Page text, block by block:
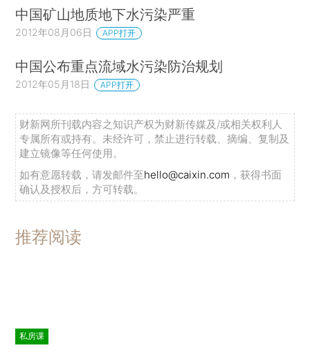
中国矿山地质地下水污染严重
2012年08月06日 APP打开
中国公布重点流域水污染防治规划
2012年05月18日 APP打开
财新网所刊载内容之知识产权为财新传媒及/或相关权利人
专属所有或持有。未经许可，禁止进行转载、摘编、复制及
建立镜像等任何使用。
如有意愿转载，请发邮件至hello@caixin.com ，获得书面
确认及授权后，方可转载。
推荐阅读
私房课